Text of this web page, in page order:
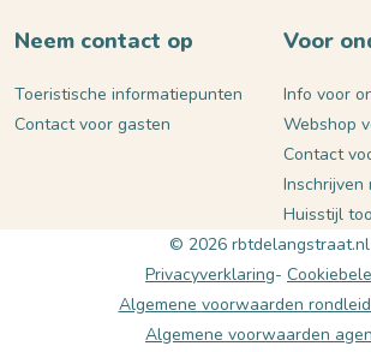
Neem contact op
Toeristische informatiepunten
Contact voor gasten
Voor
Info voor
Webshop
Contact
Huisstijl
© 2026 rbtdelangstraat.nl
Privacyverklaring
Algemene voorwaarden
Algemene voorwaarden